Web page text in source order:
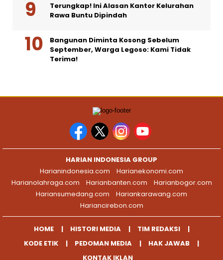
Terungkap! Ini Alasan Kantor Kelurahan
Rawa Buntu Dipindah
Bangunan Diminta Kosong Sebelum
September, Warga Legoso: Kami Tidak
Terima!
HARIAN INDONESIA GROUP
Harianindonesia.com
Harianekonomi.com
Harianolahraga.com
Harianbanten.com
Harianbogor.com
Hariansumedang.com
Hariankarawang.com
Hariancirebon.com
HOME HISTORI MEDIA
TIM REDAKSI
KODE ETIK
PEDOMAN MEDIA
HAK JAWAB
KONTAK IKLAN